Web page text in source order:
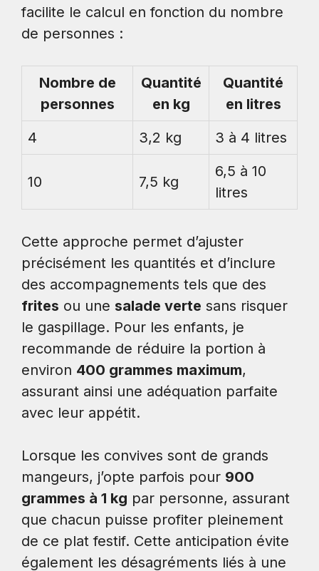
facilite le calcul en fonction du nombre
de personnes :
Nombre de
personnes
Quantité
en kg
Quantité
en litres
4
3,2 kg 3 à 4 litres
10 7,5 kg
6,5 à 10
litres
Cette approche permet d’ajuster
précisément les quantités et d’inclure
des accompagnements tels que des
frites ou une salade verte sans risquer
le gaspillage. Pour les enfants, je
recommande de réduire la portion à
environ 400 grammes maximum,
assurant ainsi une adéquation parfaite
avec leur appétit.
Lorsque les convives sont de grands
mangeurs, j’opte parfois pour 900
grammes à 1 kg par personne, assurant
que chacun puisse profiter pleinement
de ce plat festif. Cette anticipation évite
également les désagréments liés à une